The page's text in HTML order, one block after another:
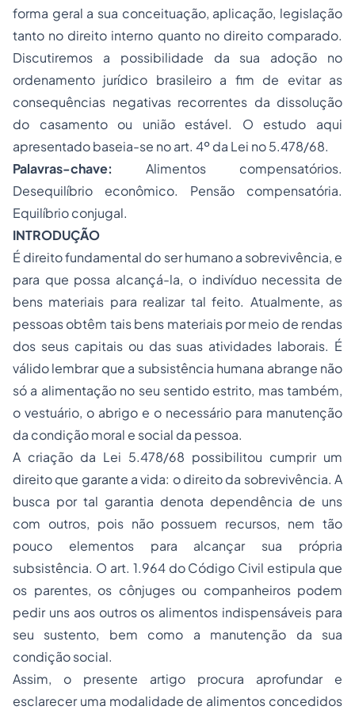
forma geral a sua conceituação, aplicação, legislação
tanto no direito interno quanto no direito comparado.
Discutiremos a possibilidade da sua adoção no
ordenamento jurídico brasileiro a fim de evitar as
consequências negativas recorrentes da dissolução
do casamento ou união estável. O estudo aqui
apresentado baseia-se no art. 4º da Lei no 5.478/68.
Palavras-chave: Alimentos compensatórios.
Desequilíbrio econômico. Pensão compensatória.
Equilíbrio conjugal.
INTRODUÇÃO
É direito fundamental do ser humano a sobrevivência, e
para que possa alcançá-la, o indivíduo necessita de
bens materiais para realizar tal feito. Atualmente, as
pessoas obtêm tais bens materiais por meio de rendas
dos seus capitais ou das suas atividades laborais. É
válido lembrar que a subsistência humana abrange não
só a alimentação no seu sentido estrito, mas também,
o vestuário, o abrigo e o necessário para manutenção
da condição moral e social da pessoa.
A criação da Lei 5.478/68 possibilitou cumprir um
direito que garante a vida: o direito da sobrevivência. A
busca por tal garantia denota dependência de uns
com outros, pois não possuem recursos, nem tão
pouco elementos para alcançar sua própria
subsistência. O art. 1.964 do Código Civil estipula que
os parentes, os cônjuges ou companheiros podem
pedir uns aos outros os alimentos indispensáveis para
seu sustento, bem como a manutenção da sua
condição social.
Assim, o presente artigo procura aprofundar e
esclarecer uma modalidade de alimentos concedidos